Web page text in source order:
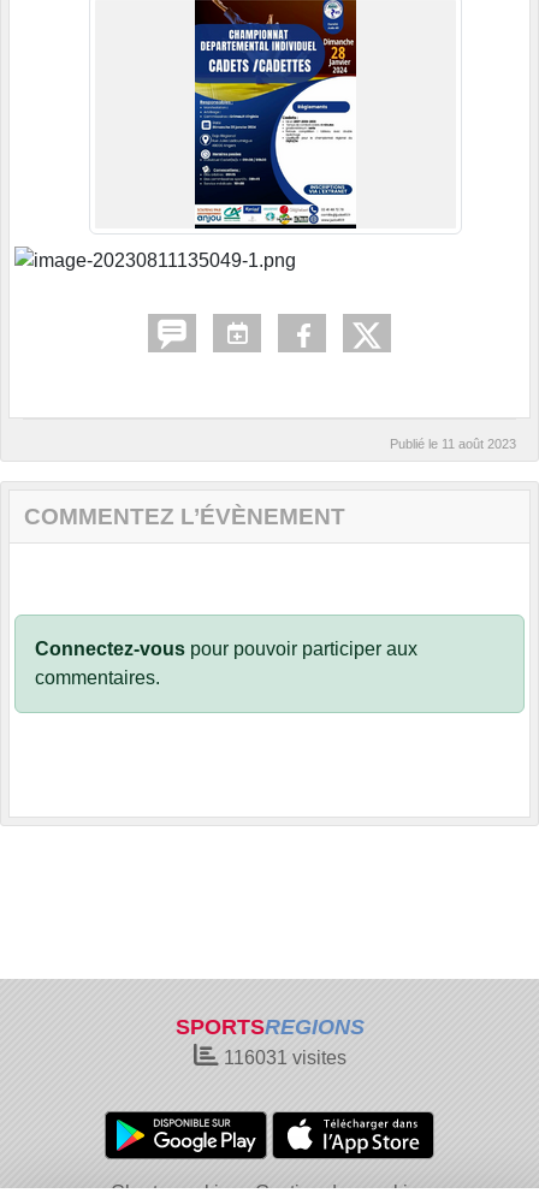
Publié le 11 août 2023
COMMENTEZ L’ÉVÈNEMENT
Connectez-vous pour pouvoir participer aux
commentaires.
SPORTSREGIONS
116031 visites
Charte cookies Gestion des cookies